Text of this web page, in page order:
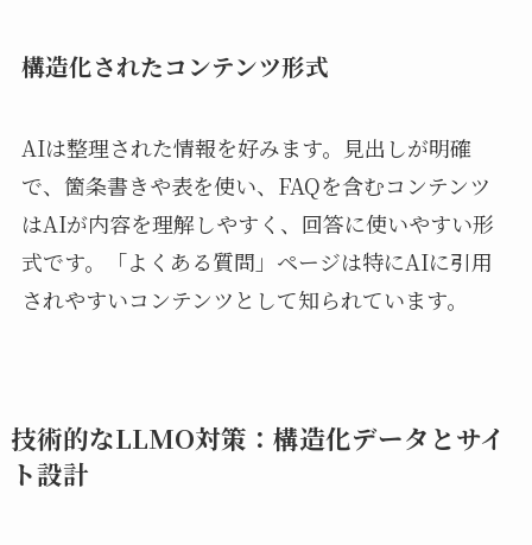
構造化されたコンテンツ形式
AIは整理された情報を好みます。見出しが明確
で、箇条書きや表を使い、FAQを含むコンテンツ
はAIが内容を理解しやすく、回答に使いやすい形
式です。「よくある質問」ページは特にAIに引用
されやすいコンテンツとして知られています。
技術的なLLMO対策：構造化データとサイ
ト設計